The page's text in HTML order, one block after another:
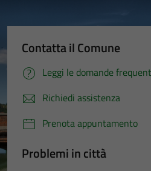
Contatta il Comune
Leggi le domande
Richiedi assistenza
Prenota appuntamento
Problemi in città